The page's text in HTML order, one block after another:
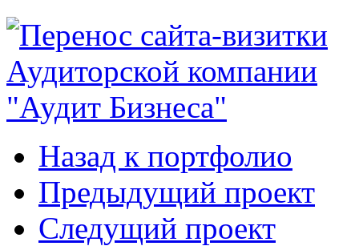
Назад к портфолио
Предыдущий проект
Следущий проект